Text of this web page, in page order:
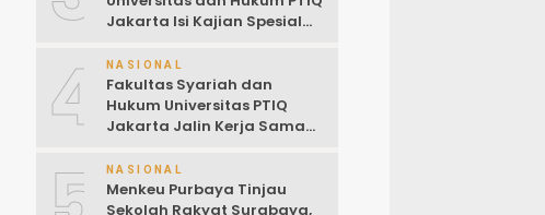
Jakarta Isi Kajian Spesial
Indonesia di Jepang
4 NASIONAL
Fakultas Syariah dan
Hukum Universitas PTIQ
Jakarta Jalin Kerja Sama
untuk Perkuat Tri Dharma
Perguruan Tinggi
NASIONAL
Menkeu Purbaya Tinjau
Sekolah Rakyat Surabaya,